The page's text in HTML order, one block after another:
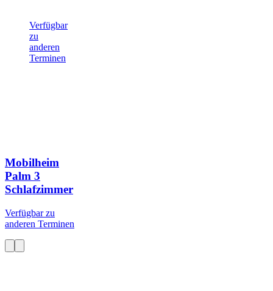
Verfügbar
zu
anderen
Terminen
Mobilheim
Palm 3
Schlafzimmer
Verfügbar zu
anderen Terminen